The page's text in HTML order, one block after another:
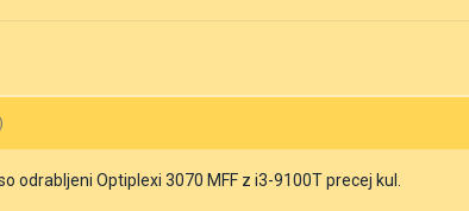
odrabljeni Optiplexi 3070 MFF z i3-9100T precej kul.